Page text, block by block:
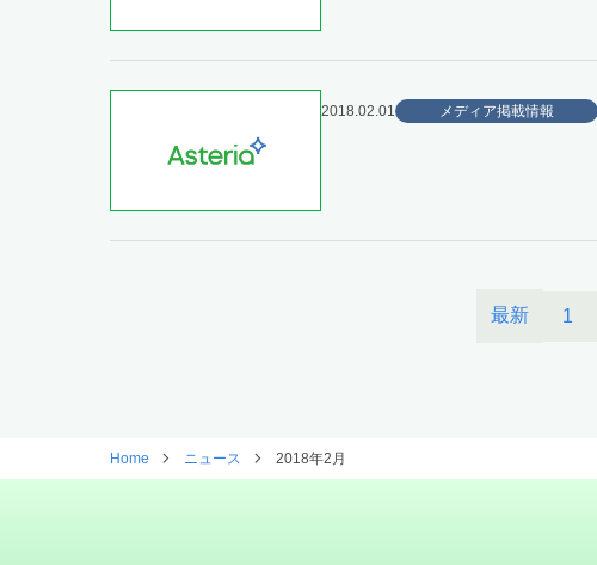
2018.02.01 メディア掲載情報
最新 1
Home ニュース 2018年2月